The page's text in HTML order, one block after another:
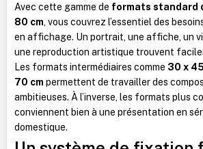
Avec cette gamme de formats standard
80 cm, vous couvrez l’essentiel des
en affichage. Un portrait, une affiche, un
une reproduction artistique trouvent
Les formats intermédiaires comme 30 x
70 cm permettent de travailler des
ambitieuses. À l’inverse, les formats plus
conviennent bien à une présentation en
domestique.